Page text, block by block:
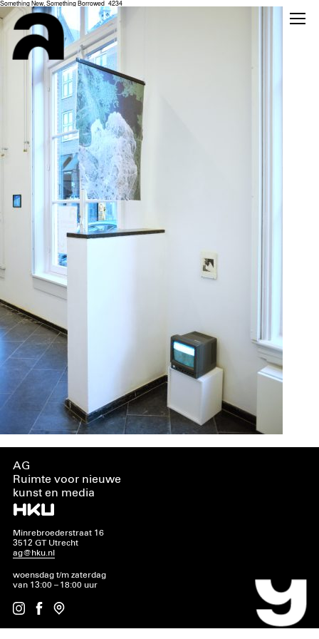
Something New, Something Borrowed_4234
AG
Ruimte voor nieuwe
kunst en media
Minrebroederstraat 16
3512 GT Utrecht
ag@hku.nl
woensdag t/m zaterdag
van 13:00 – 18:00 uur